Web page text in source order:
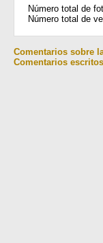
Número total de
Número total de
Comentarios sobre
Comentarios